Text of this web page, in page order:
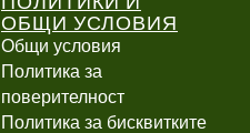
ОБЩИ УСЛОВИЯ
Общи условия
Политика за
поверителност
Политика за бисквитките